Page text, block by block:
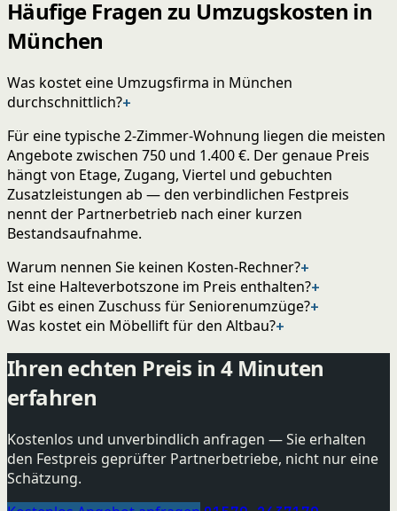
Häufige Fragen zu Umzugskosten in
München
Was kostet eine Umzugsfirma in München
durchschnittlich?+
Für eine typische 2-Zimmer-Wohnung liegen die meisten
Angebote zwischen 750 und 1.400 €. Der genaue Preis
hängt von Etage, Zugang, Viertel und gebuchten
Zusatzleistungen ab — den verbindlichen Festpreis
nennt der Partnerbetrieb nach einer kurzen
Bestandsaufnahme.
Warum nennen Sie keinen Kosten-Rechner?+
Ist eine Halteverbotszone im Preis enthalten?+
Gibt es einen Zuschuss für Seniorenumzüge?+
Was kostet ein Möbellift für den Altbau?+
Ihren echten Preis in 4 Minuten
erfahren
Kostenlos und unverbindlich anfragen — Sie erhalten
den Festpreis geprüfter Partnerbetriebe, nicht nur eine
Schätzung.